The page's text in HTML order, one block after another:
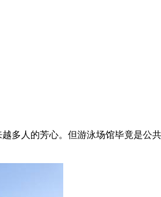
多人的芳心。但游泳场馆毕竟是公